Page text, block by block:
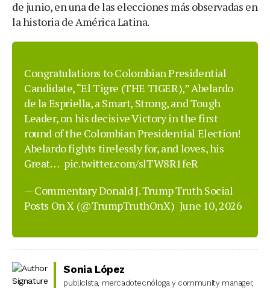
de junio, en una de las elecciones más observadas en
la historia de América Latina.
Congratulations to Colombian Presidential
Candidate, “El Tigre (THE TIGER),” Abelardo
de la Espriella, a Smart, Strong, and Tough
Leader, on his decisive Victory in the first
round of the Colombian Presidential Election!
Abelardo fights tirelessly for, and loves, his
Great… pic.twitter.com/slTW8R1feR
— Commentary Donald J. Trump Truth Social
Posts On X (@TrumpTruthOnX) June 10, 2026
Sonia López
publicista, mercadotecnóloga y community manager,